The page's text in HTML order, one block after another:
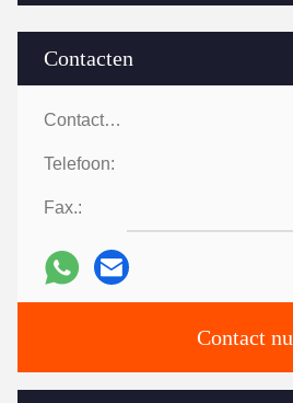
Contacten
Contacten:
Telefoon:
Fax.:
Contact nu